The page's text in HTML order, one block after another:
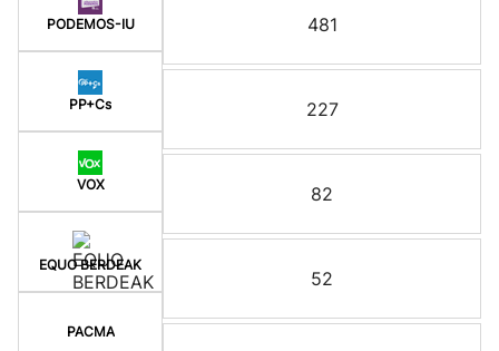
PODEMOS-IU
PP+Cs
VOX
EQUO BERDEAK
PACMA
481
227
82
52